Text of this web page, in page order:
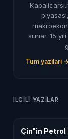
sunar. 15
Tum yazilari →
ILGILI YAZILAR
Çin'in Petrol